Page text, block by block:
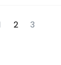
którymi strażacy
2 3